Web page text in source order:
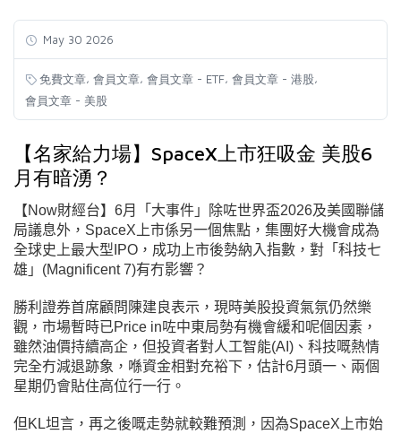
May 30 2026
免費文章, 會員文章, 會員文章 - ETF, 會員文章 - 港股,
會員文章 - 美股
【名家給力場】SpaceX上市狂吸金 美股6
月有暗湧？
【Now財經台】6月「大事件」除咗世界盃2026及美國聯儲
局議息外，SpaceX上市係另一個焦點，集團好大機會成為
全球史上最大型IPO，成功上市後勢納入指數，對「科技七
雄」 (Magnificent7)有冇影響？
勝利證券首席顧問陳建良表示，現時美股投資氣氛仍然樂
觀，市場暫時已Price in咗中東局勢有機會緩和呢個因素，
雖然油價持續高企，但投資者對人工智能(AI )、科技嘅熱情
完全冇減退跡象，喺資金相對充裕下，估計6月頭一、兩個
星期仍會貼住高位行一行。
但KL坦言，再之後嘅走勢就較難預測，因為SpaceX上市始